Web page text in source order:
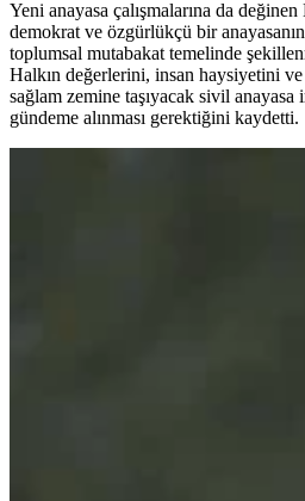
Yeni anayasa çalışmalarına da
demokrat ve özgürlükçü bir
toplumsal mutabakat temelinde
Halkın değerlerini, insan haysiyetini ve
sağlam zemine taşıyacak sivil anayasa
gündeme alınması gerektiğini kaydetti.